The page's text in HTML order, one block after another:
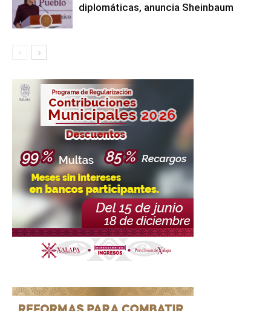
diplomáticas, anuncia Sheinbaum